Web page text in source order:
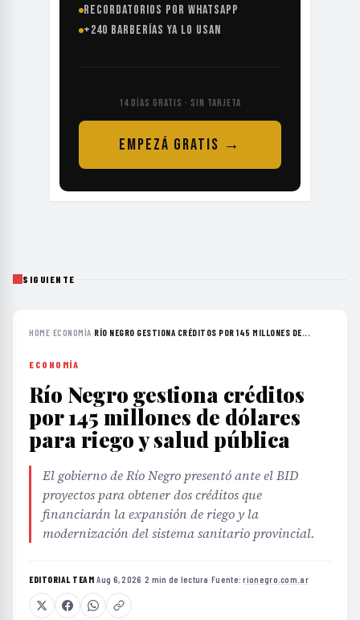
RECORDATORIOS POR WHATSAPP
+240 BARBERÍAS YA LO USAN
14 DÍAS GRATIS · SIN TARJETA
EMPEZÁ GRATIS →
SIGUIENTE
HOME›ECONOMÍA›RÍO NEGRO GESTIONA CRÉDITOS POR 145 MILLONES DE...
ECONOMÍA
Río Negro gestiona créditos
por 145 millones de dólares
para riego y salud pública
El gobierno de Río Negro presentó ante el BID
proyectos para obtener dos créditos que
financiarán la expansión de riego y la
modernización del sistema sanitario provincial.
EDITORIAL TEAM·Aug 6, 2026 ·2 min de lectura ·Fuente:rionegro.com.ar